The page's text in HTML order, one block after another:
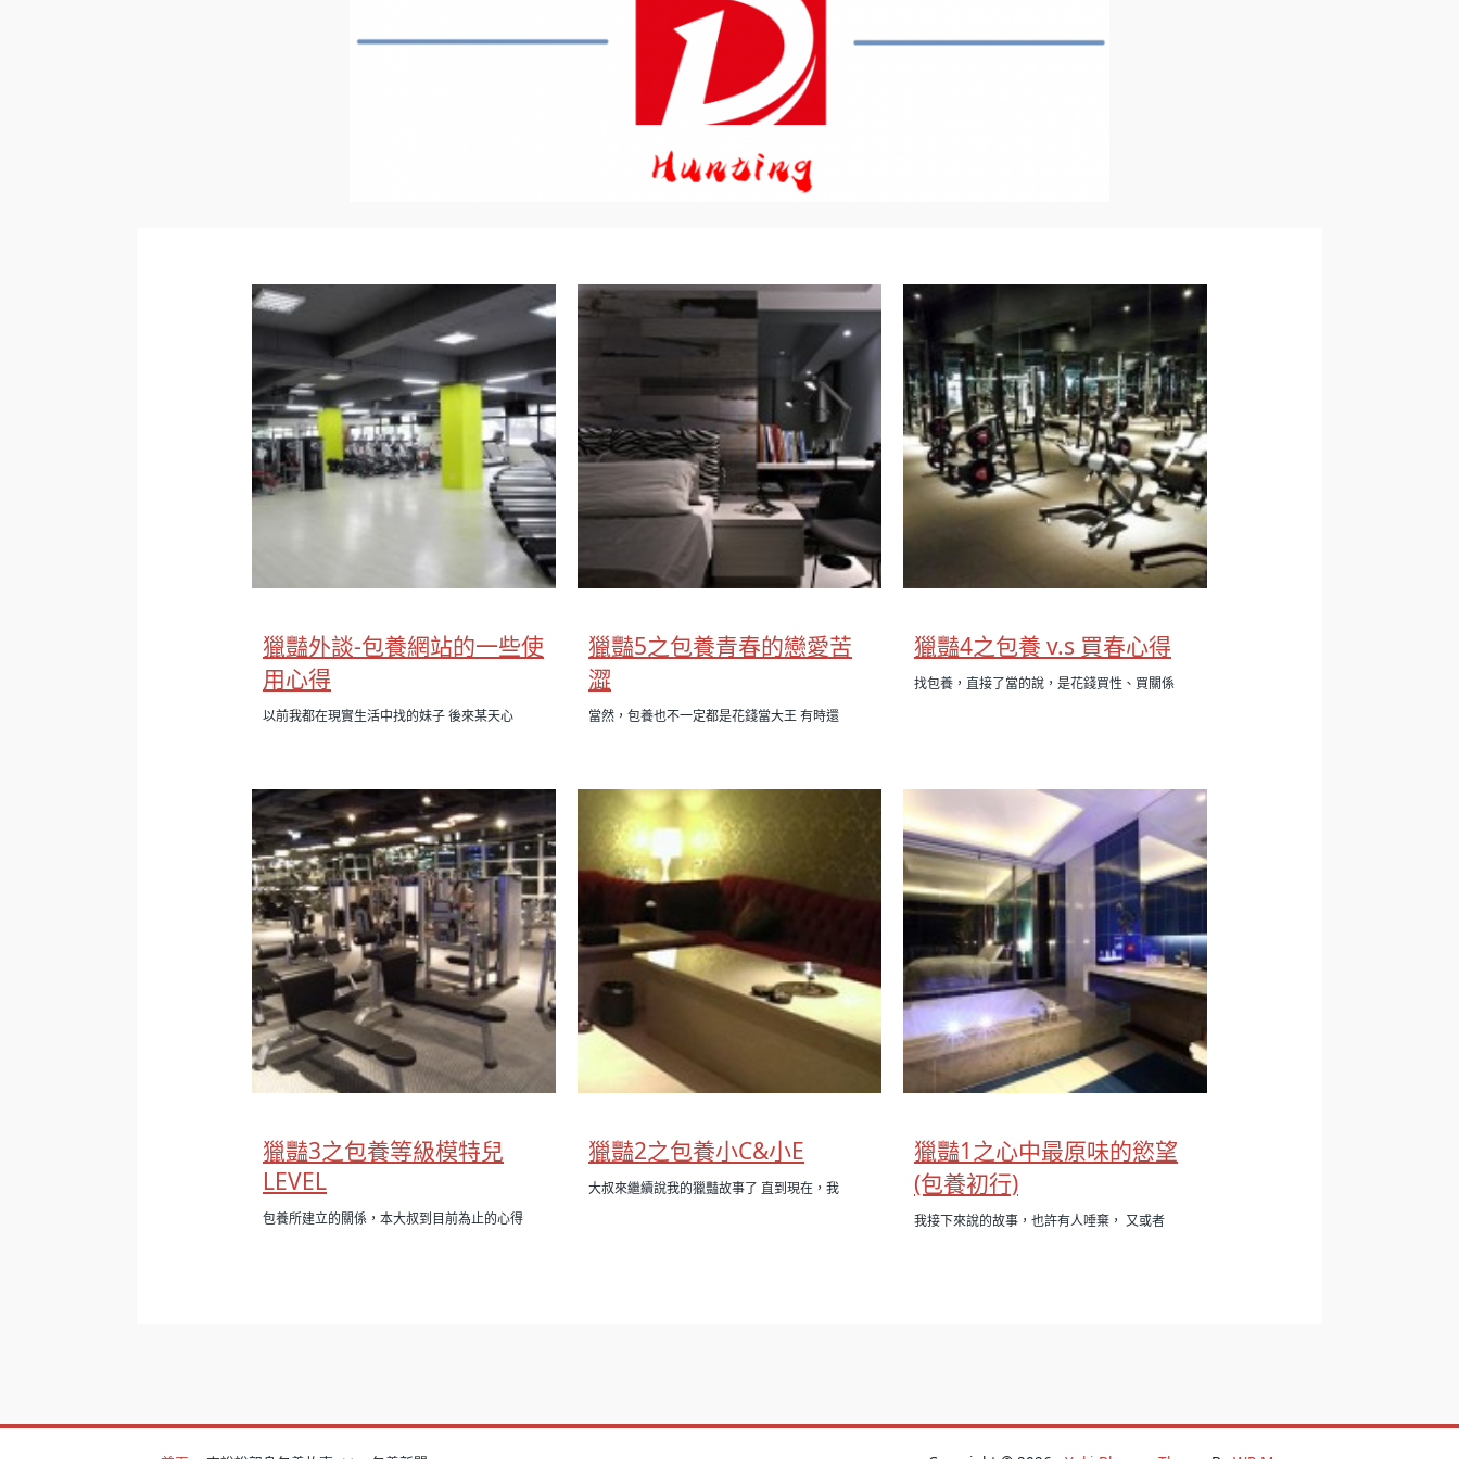
獵豔外談-包養網站的一些使
用心得
以前我都在現實生活中找的妹子 後來某天心
獵豔5之包養青春的戀愛苦
澀
當然，包養也不一定都是花錢當大王 有時還
獵豔4之包養 v.s 買春心得
找包養，直接了當的說，是花錢買性、買關係
獵豔3之包養等級模特兒
LEVEL
包養所建立的關係，本大叔到目前為止的心得
獵豔2之包養小C&小E
大叔來繼續說我的獵豔故事了 直到現在，我
獵豔1之心中最原味的慾望
(包養初行)
我接下來說的故事，也許有人唾棄， 又或者